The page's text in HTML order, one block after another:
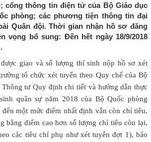
cổng thông tin điện tử của Bộ Giáo dục
phòng; các phương tiện thông tin đại
Quân đội. Thời gian nhận hồ sơ đăng
vọng bổ sung: Đến hết ngày 18/9/2018
giao và số lượng thí sinh nộp hồ sơ xét
tổ chức xét tuyển theo Quy chế của Bộ
tư Quy định chi tiết và hướng dẫn thực
quân sự năm 2018 của Bộ Quốc phòng
một mức điểm nhất định vẫn còn chỉ tiêu,
bằng điểm cao hơn số lượng chỉ tiêu còn lại,
các tiêu chí phụ như xét tuyển đợt 1), báo